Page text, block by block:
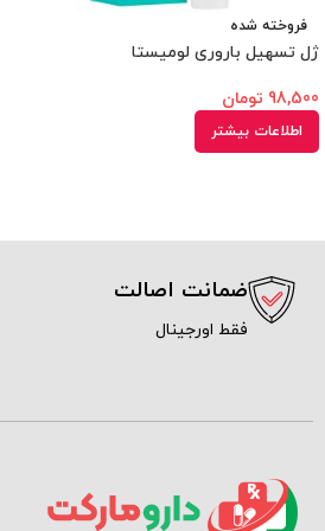
فروخته شده
ژل تسهیل باروری لومیستا
98,500 تومان
اطلاعات بیشتر
ضمانت اصالت
فقط اورجینال